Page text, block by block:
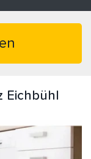
Eichbühl